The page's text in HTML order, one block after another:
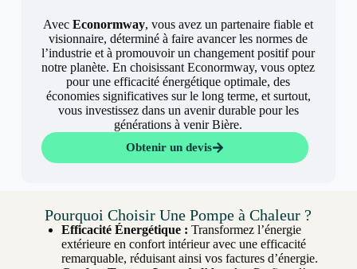
AvecEconormway, vous avez un partenaire fiable et
visionnaire, déterminé à faire avancer les normes de
l’industrie et à promouvoir un changement positif pour
notre planète. En choisissant Econormway, vous optez
pour une efficacité énergétique optimale, des
économies significatives sur le long terme, et surtout,
vous investissez dans un avenir durable pour les
générations à venir Bière.
Obtenir un devis
Pourquoi Choisir Une Pompe à Chaleur ?
Efficacité Énergétique : Transformez l’énergie
extérieure en confort intérieur avec une efficacité
remarquable, réduisant ainsi vos factures d’énergie.